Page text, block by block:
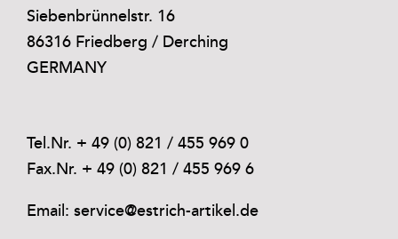
Siebenbrünnelstr. 16
86316 Friedberg / Derching
GERMANY
Tel.Nr. + 49 (0) 821 / 455 969 0
Fax.Nr. + 49 (0) 821 / 455 969 6
Email: service@estrich-artikel.de